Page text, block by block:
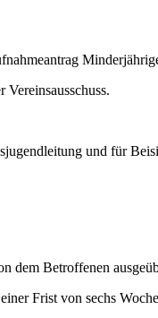
und für
dem Betroffenen
Frist von sechs